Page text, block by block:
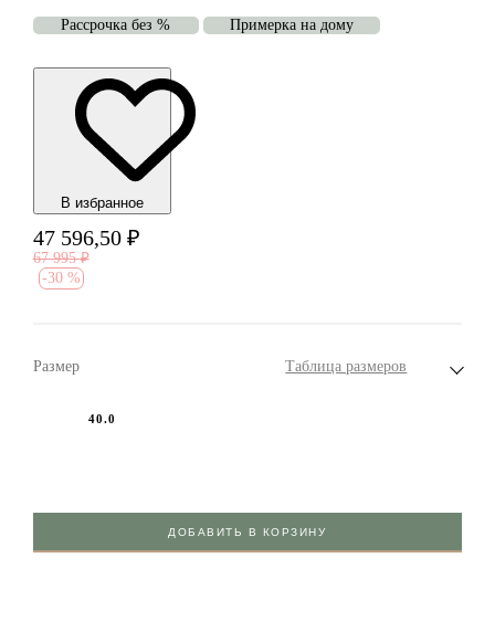
Рассрочка без % Примерка на дому
В избранноe
47 596,50 ₽
67 995 ₽
-30 %
Размер Таблица размеров
40.0
ДОБАВИТЬ В КОРЗИНУ